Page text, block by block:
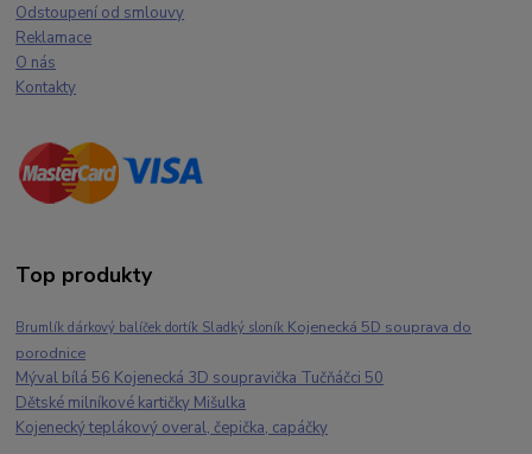
Odstoupení od smlouvy
Reklamace
O nás
Kontakty
Top produkty
Brumlík dárkový balíček dortík Sladký sloník Kojenecká 5D souprava do
porodnice
Mýval bílá 56 Kojenecká 3D soupravička Tučňáčci 50
Dětské milníkové kartičky Mišulka
Kojenecký teplákový overal, čepička, capáčky